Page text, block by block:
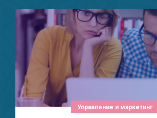
Управление и маркетинг